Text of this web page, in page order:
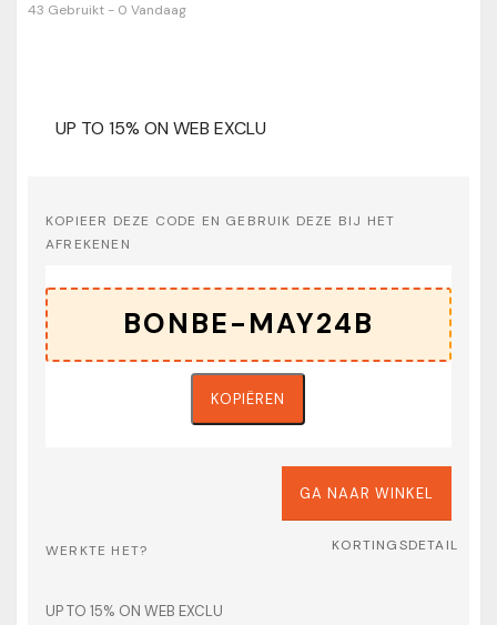
43 Gebruikt - 0 Vandaag
UP TO 15% ON WEB EXCLU
KOPIEER DEZE CODE EN GEBRUIK DEZE BIJ HET
AFREKENEN
KOPIËREN
GA NAAR WINKEL
WERKTE HET? KORTINGSDETAIL
UP TO 15% ON WEB EXCLU